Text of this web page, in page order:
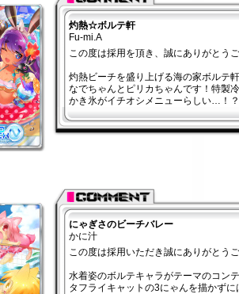
灼熱☆ボルテ軒
Fu-mi.A
この度は採用を頂き、誠にありがとう
灼熱ビーチを盛り上げる海の家ボルテ
なでちゃんとピリカちゃんです！特製
かき氷がイチオシメニューらしい…！？
にゃぎさのビーチバレー
かに汁
この度は採用いただき誠にありがとう
水着姿のボルテキャラがテーマのコン
タフライキャットの3にゃんを描かず